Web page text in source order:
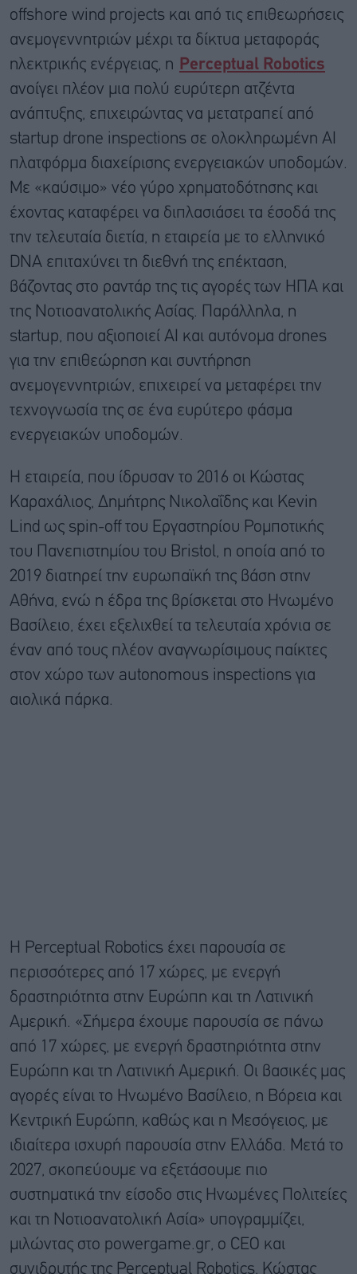
offshore wind projects και από τις επιθεωρήσεις
ανεμογεννητριών μέχρι τα δίκτυα μεταφοράς
ηλεκτρικής ενέργειας, η
Perceptual Robotics
ανοίγει πλέον μια πολύ ευρύτερη ατζέντα
ανάπτυξης, επιχειρώντας να μετατραπεί από
startup drone inspections σε ολοκληρωμένη AI
πλατφόρμα διαχείρισης ενεργειακών υποδομών.
Με «καύσιμο» νέο γύρο χρηματοδότησης και
έχοντας καταφέρει να διπλασιάσει τα έσοδά της
την τελευταία διετία, η εταιρεία με το ελληνικό
DNA επιταχύνει τη διεθνή της επέκταση,
βάζοντας στο ραντάρ της τις αγορές των ΗΠΑ και
της Νοτιοανατολικής Ασίας. Παράλληλα, η
startup, που αξιοποιεί AI και αυτόνομα drones
για την επιθεώρηση και συντήρηση
ανεμογεννητριών, επιχειρεί να μεταφέρει την
τεχνογνωσία της σε ένα ευρύτερο φάσμα
ενεργειακών υποδομών.
Η εταιρεία, που ίδρυσαν το 2016 οι Κώστας
Καραχάλιος, Δημήτρης Νικολαΐδης και Kevin
Lind ως spin-off του Εργαστηρίου Ρομποτικής
του Πανεπιστημίου του Bristol, η οποία από το
2019 διατηρεί την ευρωπαϊκή της βάση στην
Αθήνα, ενώ η έδρα της βρίσκεται στο Ηνωμένο
Βασίλειο, έχει εξελιχθεί τα τελευταία χρόνια σε
έναν από τους πλέον αναγνωρίσιμους παίκτες
στον χώρο των autonomous inspections για
αιολικά πάρκα.
Η Perceptual Robotics έχει παρουσία σε
περισσότερες από 17 χώρες, με ενεργή
δραστηριότητα στην Ευρώπη και τη Λατινική
Αμερική. «Σήμερα έχουμε παρουσία σε πάνω
από 17 χώρες, με ενεργή δραστηριότητα στην
Ευρώπη και τη Λατινική Αμερική. Οι βασικές μας
αγορές είναι το Ηνωμένο Βασίλειο, η Βόρεια και
Κεντρική Ευρώπη, καθώς και η Μεσόγειος, με
ιδιαίτερα ισχυρή παρουσία στην Ελλάδα. Μετά το
2027, σκοπεύουμε να εξετάσουμε πιο
συστηματικά την είσοδο στις Ηνωμένες Πολιτείες
και τη Νοτιοανατολική Ασία» υπογραμμίζει,
μιλώντας στο powergame.gr, ο CEO και
συνιδρυτής της Perceptual Robotics, Κώστας